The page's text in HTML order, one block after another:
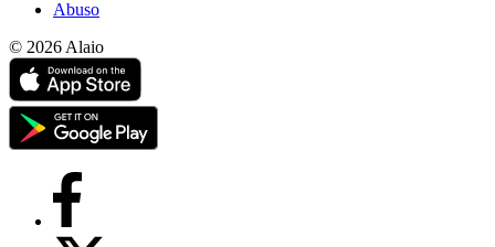
Abuso
© 2026 Alaio